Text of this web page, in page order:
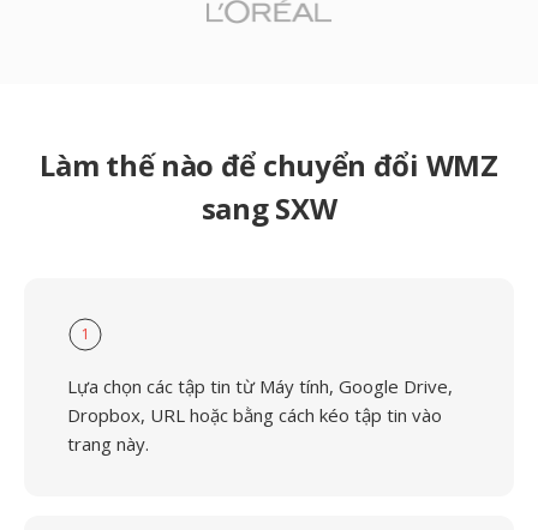
Làm thế nào để chuyển đổi WMZ
sang SXW
1
Lựa chọn các tập tin từ Máy tính, Google Drive,
Dropbox, URL hoặc bằng cách kéo tập tin vào
trang này.